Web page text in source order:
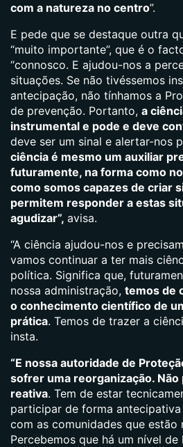
com a natureza no centro”.
E pede que se destaque outra
“muito importante”, que é o
“connosco. E ajudou-nos a
situações. Se não tivéssemos
antecipação, não tínhamos a
de prevenção. Portanto, a
instrumental e pode e deve
deve ser um sinal e alertar-nos
ciência é mesmo um auxiliar
futuramente, na forma como
como somos capazes de criar
permitem responder a estas
agudizar”, avisa.
“A ciência ajudou-nos e
vamos continuar a ter mais
política. Significa que,
nossa administração, temos de
o conhecimento científico de
prática. Temos de trazer a
insta.
“E nossa autoridade de
sofrer uma reorganização.
reativa. Tem de estar
participar de forma
com as comunidades que estão
Percebemos que há um nível